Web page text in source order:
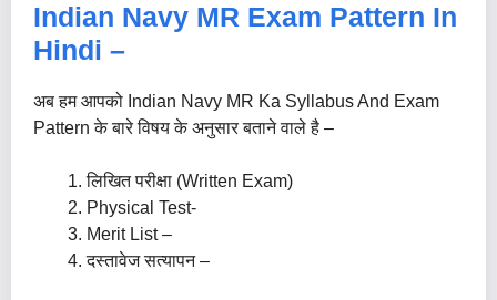
Indian Navy MR Exam Pattern In
Hindi –
अब हम आपको Indian Navy MR Ka Syllabus And Exam
Pattern के बारे विषय के अनुसार बताने वाले है –
लिखित परीक्षा (Written Exam)
Physical Test-
Merit List –
दस्तावेज सत्यापन –